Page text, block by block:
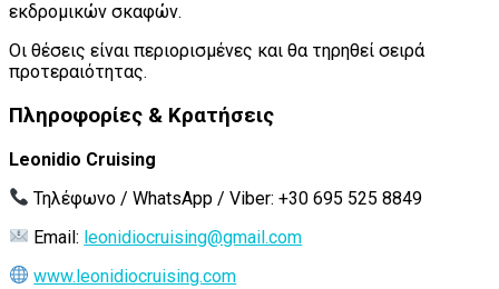
εκδρομικών σκαφών.
Οι θέσεις είναι περιορισμένες και θα τηρηθεί σειρά
προτεραιότητας.
Πληροφορίες & Κρατήσεις
Leonidio Cruising
Τηλέφωνο / WhatsApp / Viber: +30 695 525 8849
Email: leonidiocruising@gmail.com
www.leonidiocruising.com